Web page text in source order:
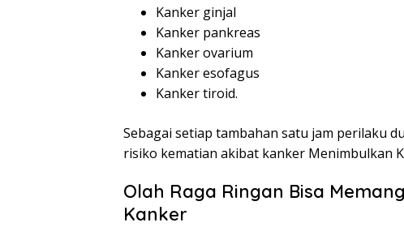
Kanker ginjal
Kanker pankreas
Kanker ovarium
Kanker esofagus
Kanker tiroid.
Sebagai setiap tambahan satu jam perilaku
risiko kematian akibat kanker Menimbulkan
Olah Raga Ringan Bisa
Kanker